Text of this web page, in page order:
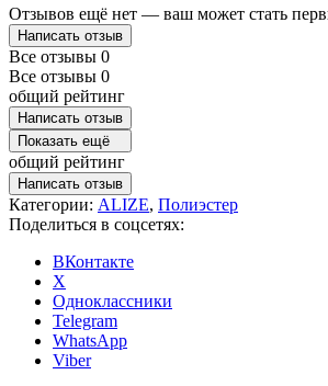
Отзывов ещё нет — ваш может стать
Написать отзыв
Все отзывы 0
Все отзывы 0
общий рейтинг
Написать отзыв
Показать ещё
общий рейтинг
Написать отзыв
Категории: ALIZE, Полиэстер
Поделиться в соцсетях:
ВКонтакте
X
Одноклассники
Telegram
WhatsApp
Viber